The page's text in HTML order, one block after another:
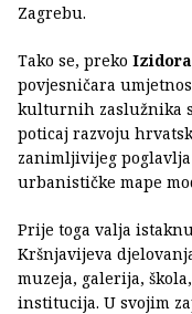
Zagrebu.
Tako se, preko
povjesničara
kulturnih zaslužnika
poticaj razvoju
zanimljivijeg
urbanističke mape
Prije toga valja
Kršnjavijeva
muzeja, galerija,
institucija. U svojim